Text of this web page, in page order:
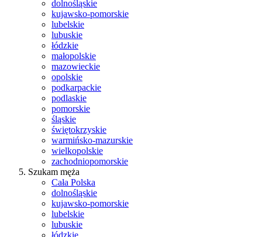
dolnośląskie
kujawsko-pomorskie
lubelskie
lubuskie
łódzkie
małopolskie
mazowieckie
opolskie
podkarpackie
podlaskie
pomorskie
śląskie
świętokrzyskie
warmińsko-mazurskie
wielkopolskie
zachodniopomorskie
Szukam męża
Cała Polska
dolnośląskie
kujawsko-pomorskie
lubelskie
lubuskie
łódzkie